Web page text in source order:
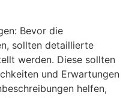
Bevor die
sollten detaillierte
werden. Diese sollten
und Erwartungen
helfen,